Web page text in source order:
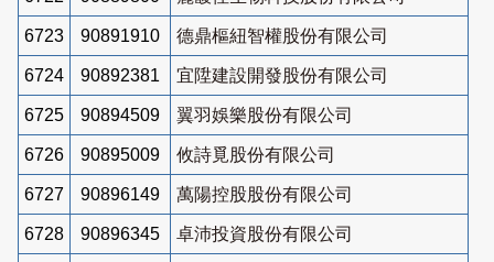
6723 90891910 德鼎樞紐智權股份有限公司
6724 90892381 宜陞建設開發股份有限公司
6725 90894509 翼羽娛樂股份有限公司
6726 90895009 攸詩覓股份有限公司
6727 90896149 萬陽控股股份有限公司
6728 90896345 卓沛投資股份有限公司